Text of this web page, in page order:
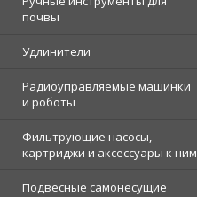
почвы
Удлинители
Радиоуправляемые машинки
и роботы
Фильтрующие насосы,
картриджи и аксессуары к ним
Подвесные самонесущие